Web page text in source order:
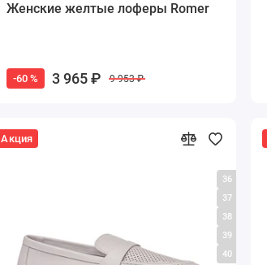
Женские желтые лоферы Romer
-60 % 3 965 ₽ 9 953 ₽
Акция
36
37
38
39
40